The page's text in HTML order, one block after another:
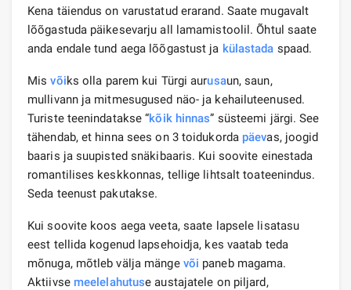
Kena täiendus on varustatud erarand. Saate mugavalt
lõõgastuda päikesevarju all lamamistoolil. Õhtul saate
anda endale tund aega lõõgastust ja külastada spaad.
Misvõiks olla parem kui Türgi aurusaun, saun,
mullivann ja mitmesugused näo- ja kehailuteenused.
Turiste teenindatakse “kõik hinnas” süsteemi järgi. See
tähendab, et hinna sees on 3 toidukorda päevas, joogid
baaris ja suupisted snäkibaaris. Kui soovite einestada
romantilises keskkonnas, tellige lihtsalt toateenindus.
Seda teenust pakutakse.
Kui soovite koos aega veeta, saate lapsele lisatasu
eest tellida kogenud lapsehoidja, kes vaatab teda
mõnuga, mõtleb välja mänge või paneb magama.
Aktiivse meelelahutuse austajatele on piljard,